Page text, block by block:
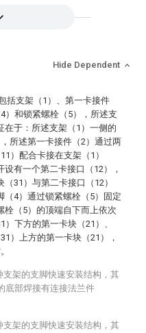
Hide Dependent
括支架（1）、第一卡接件
）和锁紧螺栓（5），所述支
在于：所述支架（1）一侧的
所述第一卡接件（2）通过两
）配合卡接在支架（1）
有一个第二卡接口（12），
31）与第二卡接口（12）
（4）通过锁紧螺栓（5）固定
栓（5）的顶端自下而上依次
下方的第一卡块（21）、
）上方的第一卡块（21），
架的支脚快速安装结构，其
底部焊接有连接法兰件
架的支脚快速安装结构，其